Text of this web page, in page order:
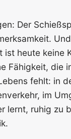
Der
Und
ist heute keine
Fähigkeit, die
fehlt: in
im
lernt, ruhig zu